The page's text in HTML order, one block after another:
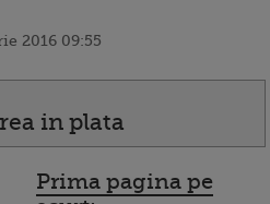
2016 09:55
in plata
Prima pagina pe